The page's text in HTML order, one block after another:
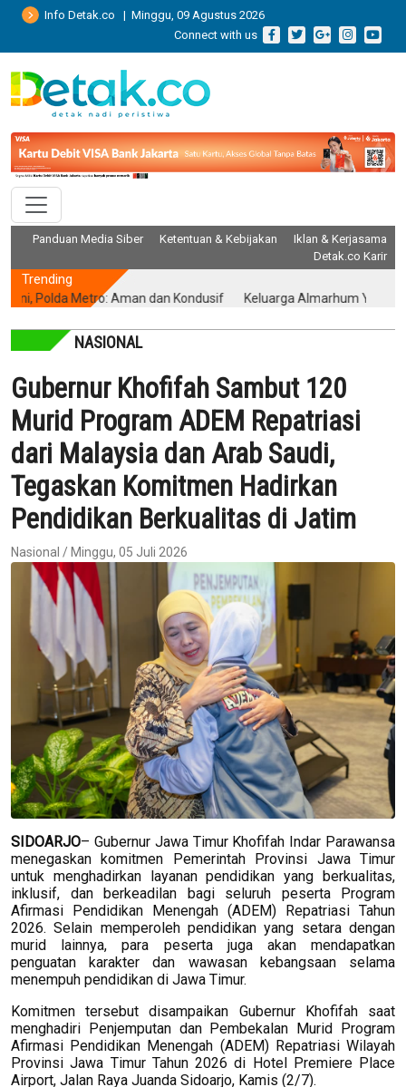
Info Detak.co | Minggu, 09 Agustus 2026
Connect with us
Panduan Media Siber Ketentuan & Kebijakan
Iklan & Kerjasama
Detak.co Karir
Trending
Metro: Aman dan Kondusif Keluarga Almarhum Yurizal Akhirnya
NASIONAL
Gubernur Khofifah Sambut 120
Murid Program ADEM Repatriasi
dari Malaysia dan Arab Saudi,
Tegaskan Komitmen Hadirkan
Pendidikan Berkualitas di Jatim
Nasional / Minggu, 05 Juli 2026
SIDOARJO– Gubernur Jawa Timur Khofifah Indar Parawansa
menegaskan komitmen Pemerintah Provinsi Jawa Timur
untuk menghadirkan layanan pendidikan yang berkualitas,
inklusif, dan berkeadilan bagi seluruh peserta Program
Afirmasi Pendidikan Menengah (ADEM) Repatriasi Tahun
2026. Selain memperoleh pendidikan yang setara dengan
murid lainnya, para peserta juga akan mendapatkan
penguatan karakter dan wawasan kebangsaan selama
menempuh pendidikan di Jawa Timur.
Komitmen tersebut disampaikan Gubernur Khofifah saat
menghadiri Penjemputan dan Pembekalan Murid Program
Afirmasi Pendidikan Menengah (ADEM) Repatriasi Wilayah
Provinsi Jawa Timur Tahun 2026 di Hotel Premiere Place
Airport, Jalan Raya Juanda Sidoarjo, Kamis (2/7).